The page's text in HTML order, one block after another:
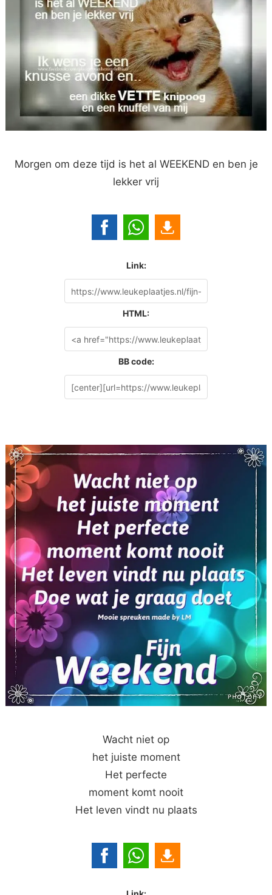
Morgen om deze tijd is het al WEEKEND en ben je
lekker vrij
Link:
HTML:
BB code:
Wacht niet op
het juiste moment
Het perfecte
moment komt nooit
Het leven vindt nu plaats